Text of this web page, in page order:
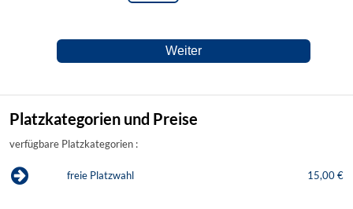
Platzkategorien und Preise
verfügbare Platzkategorien :
freie Platzwahl 15,00 €